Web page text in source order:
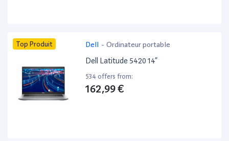
Top Produit Dell - Ordinateur portable
Dell Latitude 5420 14”
534 offers from:
162,99 €